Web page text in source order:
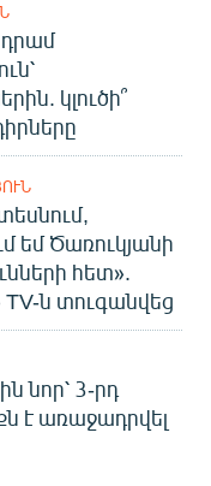
դրամ
կլուծի՞
եմ Ծառուկյանի
հետ».
ն տուգանվեց
նոր՝ 3-րդ
է առաջադրվել